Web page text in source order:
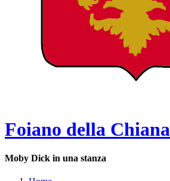
Foiano della Chiana
Moby Dick in una stanza